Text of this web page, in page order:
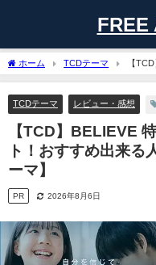
FREE
ホーム TCDテーマ
【
め出来る人について！【WordPress
TCDテーマ レビュー・感想
【TCD】BELIEVE
ト！おすすめ出来
ーマ】
PR 2026年8月6日